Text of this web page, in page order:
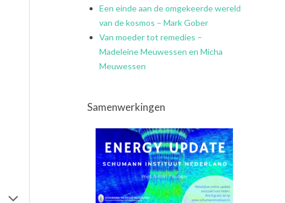
Een einde aan de omgekeerde wereld
van de kosmos – Mark Gober
Van moeder tot remedies –
Madeleine Meuwessen en Micha
Meuwessen
Samenwerkingen